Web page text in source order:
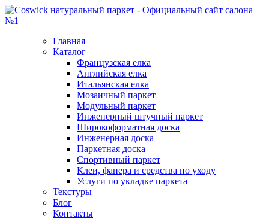
Главная
Каталог
Французская елка
Английская елка
Итальянская елка
Мозаичный паркет
Модульный паркет
Инженерный штучный паркет
Широкоформатная доска
Инженерная доска
Паркетная доска
Спортивный паркет
Клеи, фанера и средства по уходу
Услуги по укладке паркета
Текстуры
Блог
Контакты